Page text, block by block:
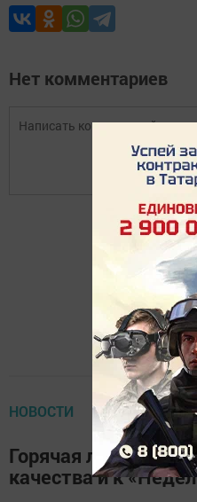
Нет комментариев
НОВОСТИ
Горячая линия ко
качества и к